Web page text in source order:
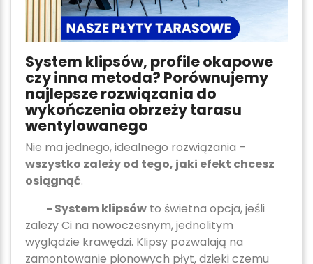
System klipsów, profile okapowe
czy inna metoda? Porównujemy
najlepsze rozwiązania do
wykończenia obrzeży tarasu
wentylowanego
Nie ma jednego, idealnego rozwiązania –
wszystko zależy od tego, jaki efekt chcesz
osiągnąć.
- System klipsów to świetna opcja, jeśli
zależy Ci na nowoczesnym, jednolitym
wyglądzie krawędzi. Klipsy pozwalają na
zamontowanie pionowych płyt, dzięki czemu